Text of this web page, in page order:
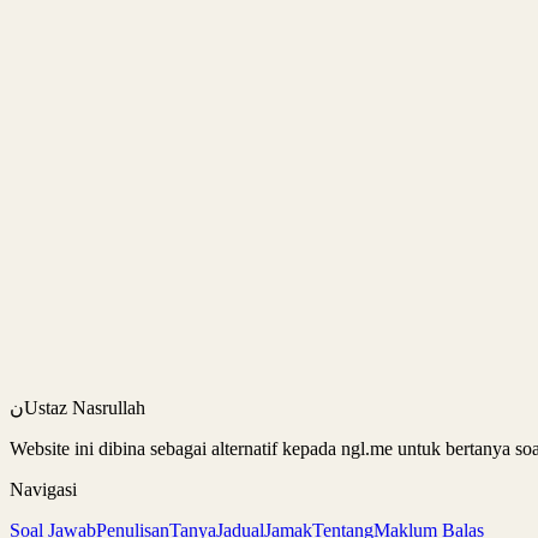
نUstaz Nasrullah
Website ini dibina sebagai alternatif kepada ngl.me untuk bertanya
Navigasi
Soal JawabPenulisanTanyaJadualJamakTentangMaklum Balas